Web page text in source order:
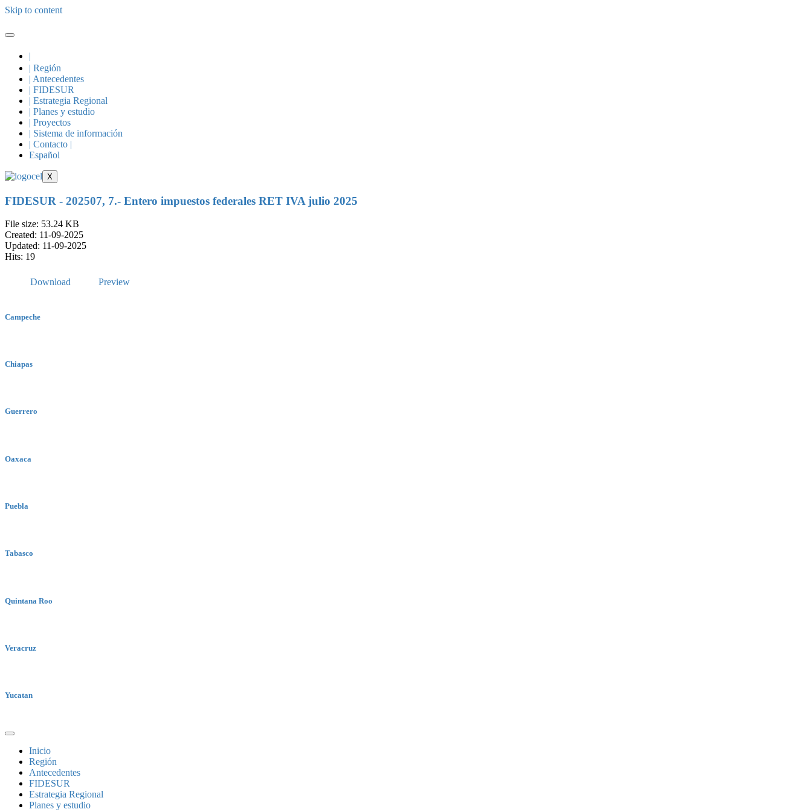
Skip to content
|
| Región
| Antecedentes
| FIDESUR
| Estrategia Regional
| Planes y estudio
| Proyectos
| Sistema de información
| Contacto |
Español
X
FIDESUR - 202507, 7.- Entero impuestos federales RET IVA julio 2025
File size: 53.24 KB
Created: 11-09-2025
Updated: 11-09-2025
Hits: 19
Download Preview
Campeche
Chiapas
Guerrero
Oaxaca
Puebla
Tabasco
Quintana Roo
Veracruz
Yucatan
Inicio
Región
Antecedentes
FIDESUR
Estrategia Regional
Planes y estudio